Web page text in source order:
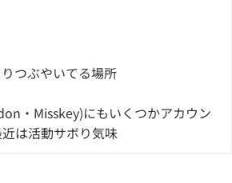
つぶやいてる場所
・Misskey)にもいくつかアカウン
は活動サボり気味